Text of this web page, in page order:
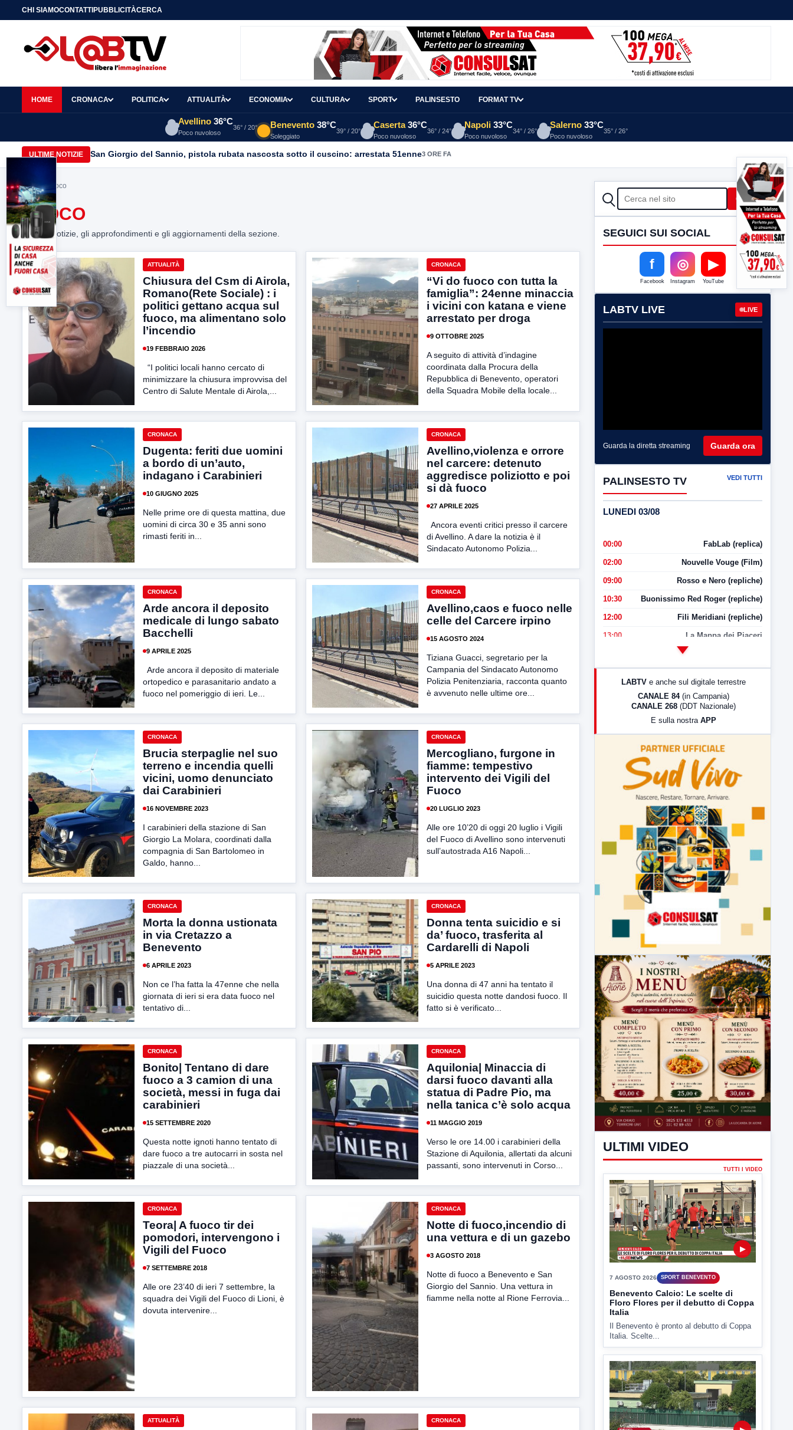
CHI SIAMOCONTATTIPUBBLICITÀCERCA
HOME CRONACA POLITICA ATTUALITÀ ECONOMIA CULTURA SPORT PALINSESTO FORMAT TV
Avellino 36°C
Poco nuvoloso
36° / 20° Benevento 38°C
Soleggiato
39° / 20°
Caserta 36°C
Poco nuvoloso
36° / 24°
Napoli 33°C
Poco nuvoloso
34° / 26°
Salerno 33°C
Poco nuvoloso
35° / 26°
ULTIME NOTIZIE San Giorgio del Sannio, pistola rubata nascosta sotto il cuscino: arrestata 51enne3 ORE FA
Home> fuoco
FUOCO
Tutte le notizie, gli approfondimenti e gli aggiornamenti della sezione.
ATTUALITÀ
Chiusura del Csm di Airola,
Romano(Rete Sociale) : i
politici gettano acqua sul
fuoco, ma alimentano solo
l’incendio
19 FEBBRAIO 2026
“I politici locali hanno cercato di
minimizzare la chiusura improvvisa del
Centro di Salute Mentale di Airola,...
CRONACA
“Vi do fuoco con tutta la
famiglia”: 24enne minaccia
i vicini con katana e viene
arrestato per droga
9 OTTOBRE 2025
A seguito di attività d’indagine
coordinata dalla Procura della
Repubblica di Benevento, operatori
della Squadra Mobile della locale...
CRONACA
Dugenta: feriti due uomini
a bordo di un’auto,
indagano i Carabinieri
10 GIUGNO 2025
Nelle prime ore di questa mattina, due
uomini di circa 30 e 35 anni sono
rimasti feriti in...
CRONACA
Avellino,violenza e orrore
nel carcere: detenuto
aggredisce poliziotto e poi
si dà fuoco
27 APRILE 2025
Ancora eventi critici presso il carcere
di Avellino. A dare la notizia è il
Sindacato Autonomo Polizia...
CRONACA
Arde ancora il deposito
medicale di lungo sabato
Bacchelli
9 APRILE 2025
Arde ancora il deposito di materiale
ortopedico e parasanitario andato a
fuoco nel pomeriggio di ieri. Le...
CRONACA
Avellino,caos e fuoco nelle
celle del Carcere irpino
15 AGOSTO 2024
Tiziana Guacci, segretario per la
Campania del Sindacato Autonomo
Polizia Penitenziaria, racconta quanto
è avvenuto nelle ultime ore...
CRONACA
Brucia sterpaglie nel suo
terreno e incendia quelli
vicini, uomo denunciato
dai Carabinieri
16 NOVEMBRE 2023
I carabinieri della stazione di San
Giorgio La Molara, coordinati dalla
compagnia di San Bartolomeo in
Galdo, hanno...
CRONACA
Mercogliano, furgone in
fiamme: tempestivo
intervento dei Vigili del
Fuoco
20 LUGLIO 2023
Alle ore 10’20 di oggi 20 luglio i Vigili
del Fuoco di Avellino sono intervenuti
sull’autostrada A16 Napoli...
CRONACA
Morta la donna ustionata
in via Cretazzo a
Benevento
6 APRILE 2023
Non ce l’ha fatta la 47enne che nella
giornata di ieri si era data fuoco nel
tentativo di...
CRONACA
Donna tenta suicidio e si
da’ fuoco, trasferita al
Cardarelli di Napoli
5 APRILE 2023
Una donna di 47 anni ha tentato il
suicidio questa notte dandosi fuoco. Il
fatto si è verificato...
CRONACA
Bonito| Tentano di dare
fuoco a 3 camion di una
società, messi in fuga dai
carabinieri
15 SETTEMBRE 2020
Questa notte ignoti hanno tentato di
dare fuoco a tre autocarri in sosta nel
piazzale di una società...
CRONACA
Aquilonia| Minaccia di
darsi fuoco davanti alla
statua di Padre Pio, ma
nella tanica c’è solo acqua
11 MAGGIO 2019
Verso le ore 14.00 i carabinieri della
Stazione di Aquilonia, allertati da alcuni
passanti, sono intervenuti in Corso...
CRONACA
Teora| A fuoco tir dei
pomodori, intervengono i
Vigili del Fuoco
7 SETTEMBRE 2018
Alle ore 23’40 di ieri 7 settembre, la
squadra dei Vigili del Fuoco di Lioni, è
dovuta intervenire...
CRONACA
Notte di fuoco,incendio di
una vettura e di un gazebo
3 AGOSTO 2018
Notte di fuoco a Benevento e San
Giorgio del Sannio. Una vettura in
fiamme nella notte al Rione Ferrovia...
ATTUALITÀ CRONACA
CERCA Cerca
SEGUICI SUI SOCIAL
f
Facebook
◎
Instagram
▶
YouTube
LABTV LIVE LIVE
Guarda la diretta streaming Guarda ora
PALINSESTO TV VEDI TUTTI
LUNEDI 03/08
00:00 FabLab (replica)
02:00 Nouvelle Vouge (Film)
09:00 Rosso e Nero (repliche)
10:30 Buonissimo Red Roger (repliche)
12:00 Fili Meridiani (repliche)
13:00 La Mappa dei Piaceri
LabNews (Diretta)
LabNews (replica)
LABTV e anche sul digitale terrestre
CANALE 84 (in Campania)
CANALE 268 (DDT Nazionale)
E sulla nostra APP
ULTIMI VIDEO
TUTTI I VIDEO